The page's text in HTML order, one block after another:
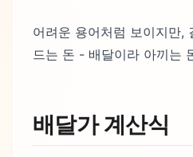
어려운 용어처럼 보이지만,
드는 돈 - 배달이라 아끼는
배달가 계산식